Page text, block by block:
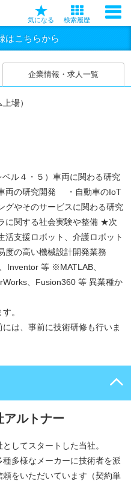
気になる 検索履歴
はこちらから
企業情報・求人一覧
場）
ル４・５）車両に関わる研究
両の研究開発 ・自動車のIoT
やそのサービスに関わる研究
関する社会実験や整備 ★次
支援ロボット、介護ロボット
の高い機械設計開発業務
Inventor 等 ※MATLAB、
、Fusion360 等 異業種か
。
は、事前に技術研修も行いま
アルトナー
してスタートした当社。
多様なメーカーに技術者を派
をいただいています（契約単